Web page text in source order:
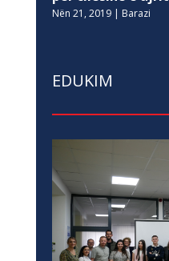
Nën 21, 2019| Barazi
EDUKIM